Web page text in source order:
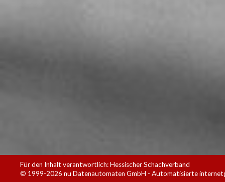
Für den Inhalt verantwortlich: Hessischer Schachverband
© 1999-2026 nu Datenautomaten GmbH - Automatisierte